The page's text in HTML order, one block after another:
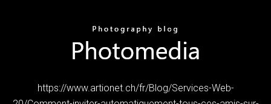
https://www.artionet.ch/fr/Blog/Services-Web-